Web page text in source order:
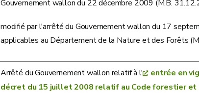
Gouvernement wallon du 22 décembre 2009 (M.B.
modifié par l'arrêté du Gouvernement wallon du 17
applicables au Département de la Nature et des Forêts
Arrêté du Gouvernement wallon relatif à l'
entrée en
décret du 15 juillet 2008 relatif au Code forestier